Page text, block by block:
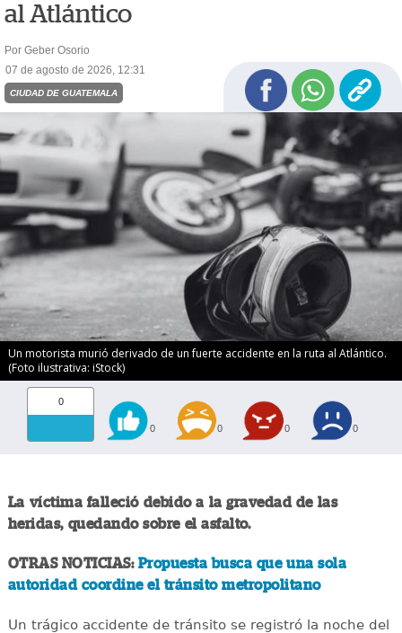
al Atlántico
Por Geber Osorio
07 de agosto de 2026, 12:31
CIUDAD DE GUATEMALA
Un motorista murió derivado de un fuerte accidente en la ruta al Atlántico.
(Foto ilustrativa: iStock)
0
0 0 0 0
La víctima falleció debido a la gravedad de las
heridas, quedando sobre el asfalto.
OTRAS NOTICIAS: Propuesta busca que una sola
autoridad coordine el tránsito metropolitano
Un trágico accidente de tránsito se registró la noche del